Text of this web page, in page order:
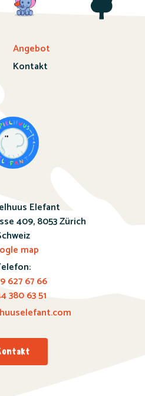
Angebot
Kontakt
Elefant
409,8053 Zürich
map
627 67 66
380 63 51